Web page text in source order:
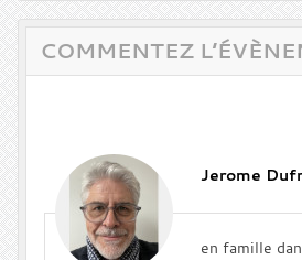
COMMENTEZ
Jerome
en famille